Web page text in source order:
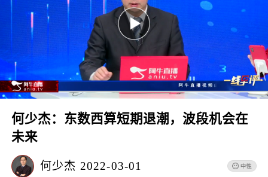
何少杰：东数西算短期退潮，波段机会在
未来
何少杰 2022-03-01